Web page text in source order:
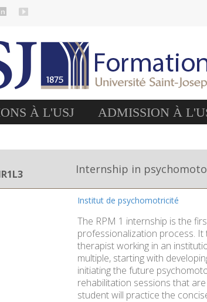
À L'USJ ADMISSION À
Internship in
Institut de psychomotricité
The RPM 1 internship is the
professionalization process.
therapist working in an
multiple, starting with
initiating the future
rehabilitation sessions that
student will practice the